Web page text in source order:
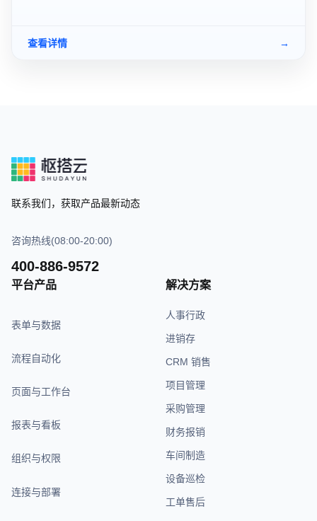
查看详情 →
联系我们，获取产品最新动态
咨询热线(08:00-20:00)
400-886-9572
平台产品
表单与数据
流程自动化
页面与工作台
报表与看板
组织与权限
连接与部署
解决方案
人事行政
进销存
CRM 销售
项目管理
采购管理
财务报销
车间制造
设备巡检
工单售后